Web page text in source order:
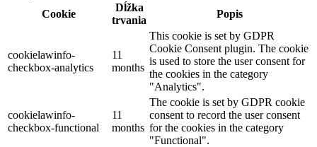
Cookie
Dĺžka
trvania
Popis
cookielawinfo-
checkbox-analytics
11
months
This cookie is set by GDPR
Cookie Consent plugin. The cookie
is used to store the user consent for
the cookies in the category
"Analytics".
cookielawinfo-
checkbox-functional
11
months
The cookie is set by GDPR cookie
consent to record the user consent
for the cookies in the category
"Functional".